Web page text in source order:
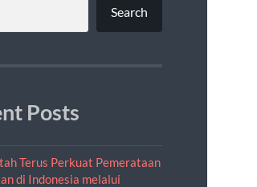
Search
Posts
Terus Perkuat Pemerataan
di Indonesia melalui